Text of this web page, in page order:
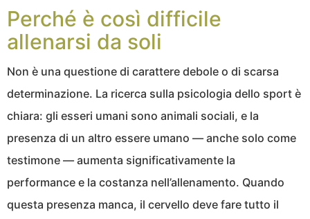
Perché è così difficile
allenarsi da soli
Non è una questione di carattere debole o di scarsa
determinazione. La ricerca sulla psicologia dello sport è
chiara: gli esseri umani sono animali sociali, e la
presenza di un altro essere umano — anche solo come
testimone — aumenta significativamente la
performance e la costanza nell’allenamento. Quando
questa presenza manca, il cervello deve fare tutto il